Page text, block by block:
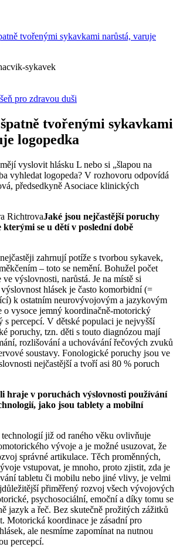
tvořenými sykavkami narůstá, varuje
pro zdravou duši
tvořenými sykavkami
logopedka
vyslovit hlásku L nebo si „šlapou na
vyhledat logopeda? V rozhovoru odpovídá
předsedkyně Asociace klinických
Jaké jsou nejčastější poruchy
kterými se u dětí v poslední době
zahrnují potíže s tvorbou sykavek,
– toto se nemění. Bohužel počet
výslovnosti, narůstá. Je na místě si
hlásek je často komorbidní (=
k ostatním neurovývojovým a jazykovým
o vysoce jemný koordinačně-motorický
s percepcí. V dětské populaci je nejvyšší
poruchy, tzn. děti s touto diagnózou mají
rozlišování a uchovávání řečových zvuků
soustavy. Fonologické poruchy jsou ve
nejčastější a tvoří asi 80 % poruch
hraje v poruchách výslovnosti používání
jako jsou tablety a mobilní
již od raného věku ovlivňuje
vývoje a je možné usuzovat, že
správné artikulace. Těch proměnných,
vstupovat, je mnoho, proto zjistit, zda je
tabletu či mobilu nebo jiné vlivy, je velmi
přiměřený rozvoj všech vývojových
psychosociální, emoční a díky tomu se
jazyk a řeč. Bez skutečně prožitých zážitků
Motorická koordinace je zásadní pro
ale nesmíme zapomínat na nutnou
percepcí.